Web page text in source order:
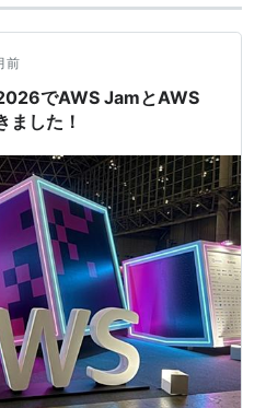
前
でAWS JamとAWS
ました！